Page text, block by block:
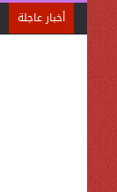
أخبار عاجلة